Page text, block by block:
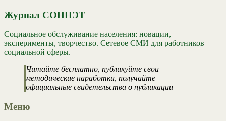
Журнал СОННЭТ
Социальное обслуживание населения: новации,
эксперименты, творчество. Сетевое СМИ для работников
социальной сферы.
Читайте бесплатно, публикуйте свои
методические наработки, получайте
официальные свидетельства о публикации
Меню